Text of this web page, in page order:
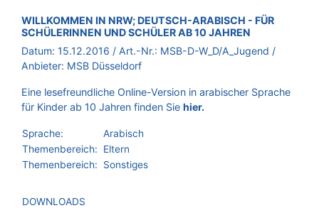
BROSCHÜRE:
WILLKOMMEN IN NRW; DEUTSCH-ARABISCH - FÜR
SCHÜLERINNEN UND SCHÜLER AB 10 JAHREN
Datum: 15.12.2016 / Art.-Nr.: MSB-D-W_D/A_Jugend /
Anbieter: MSB Düsseldorf
Eine lesefreundliche Online-Version in arabischer Sprache
für Kinder ab 10 Jahren finden Sie hier.
Sprache:
Arabisch
Themenbereich:
Eltern
Themenbereich:
Sonstiges
DOWNLOADS